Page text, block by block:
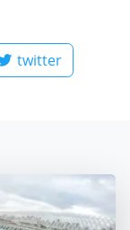
twitter